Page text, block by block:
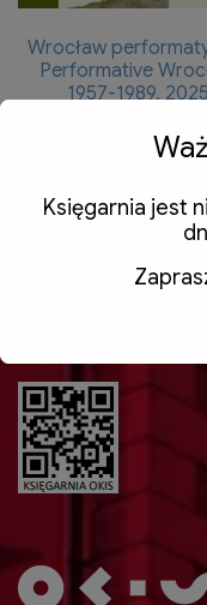
Wrocław
Performative
1957-1989, 2025
Dodaj do koszyka
Księgarnia jest